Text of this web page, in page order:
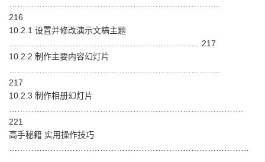
216
10.2.1 设置并修改演示文稿主题
…………………………………………………………… 217
10.2.2 制作主要内容幻灯片
217
10.2.3 制作相册幻灯片
221
高手秘籍 实用操作技巧